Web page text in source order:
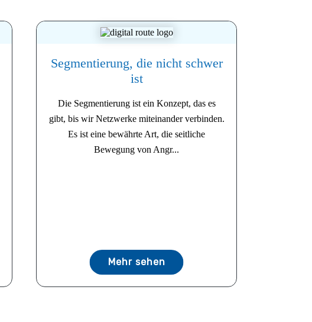
Segmentierung, die nicht schwer
ist
Die Segmentierung ist ein Konzept, das es
gibt, bis wir Netzwerke miteinander verbinden.
Es ist eine bewährte Art, die seitliche
Bewegung von Angr...
Mehr sehen